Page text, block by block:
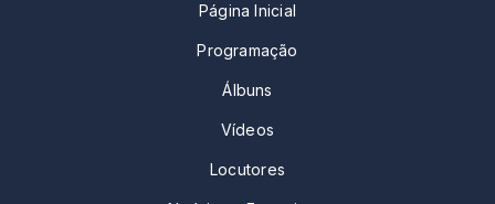
Página Inicial
Programação
Álbuns
Vídeos
Locutores